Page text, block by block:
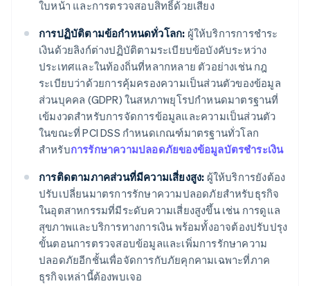
ใบหน้า และการตรวจสอบสิทธิ์ด้วยเสียง
การปฏิบัติตามข้อกำหนดทั่วโลก: ผู้ให้บริการการชำระ
เงินด้วยลิงก์ต่างปฏิบัติตามระเบียบข้อบังคับระหว่าง
ประเทศและในท้องถิ่นที่หลากหลาย ตัวอย่างเช่น กฎ
ระเบียบว่าด้วยการคุ้มครองความเป็นส่วนตัวของข้อมูล
ส่วนบุคคล (GDPR) ในสหภาพยุโรปกำหนดมาตรฐานที่
เข้มงวดสำหรับการจัดการข้อมูลและความเป็นส่วนตัว
ในขณะที่ PCI DSS กำหนดเกณฑ์มาตรฐานทั่วโลก
สำหรับการรักษาความปลอดภัยของข้อมูลบัตรชำระเงิน
การติดตามภาคส่วนที่มีความเสี่ยงสูง: ผู้ให้บริการยังต้อง
ปรับเปลี่ยนมาตรการรักษาความปลอดภัยสำหรับธุรกิจ
ในอุตสาหกรรมที่มีระดับความเสี่ยงสูงขึ้น เช่น การดูแล
สุขภาพและบริการทางการเงิน พร้อมทั้งอาจต้องปรับปรุง
ขั้นตอนการตรวจสอบข้อมูลและเพิ่มการรักษาความ
ปลอดภัยอีกชั้นเพื่อจัดการกับภัยคุกคามเฉพาะที่ภาค
ธุรกิจเหล่านี้ต้องพบเจอ